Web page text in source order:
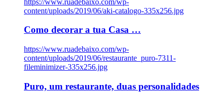
content/uploads/2019/06/aki-catalogo-335x256.jpg
Como decorar a tua Casa …
https://www.ruadebaixo.com/wp-
content/uploads/2019/06/restaurante_puro-7311-
fileminimizer-335x256.jpg
Puro, um restaurante, duas personalidades